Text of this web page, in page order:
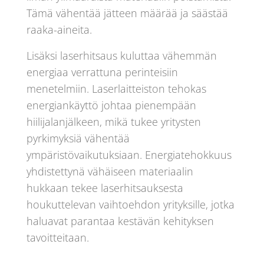
Tämä vähentää jätteen määrää ja säästää
raaka-aineita.
Lisäksi laserhitsaus kuluttaa vähemmän
energiaa verrattuna perinteisiin
menetelmiin. Laserlaitteiston tehokas
energiankäyttö johtaa pienempään
hiilijalanjälkeen, mikä tukee yritysten
pyrkimyksiä vähentää
ympäristövaikutuksiaan. Energiatehokkuus
yhdistettynä vähäiseen materiaalin
hukkaan tekee laserhitsauksesta
houkuttelevan vaihtoehdon yrityksille, jotka
haluavat parantaa kestävän kehityksen
tavoitteitaan.